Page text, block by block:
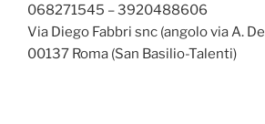
068271545 – 3920488606
Via Diego Fabbri snc (angolo via A.
00137 Roma (San Basilio-Talenti)